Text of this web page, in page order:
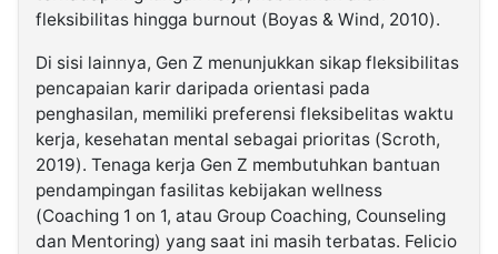
fleksibilitas hingga burnout (Boyas & Wind, 2010).
Di sisi lainnya, Gen Z menunjukkan sikap fleksibilitas
pencapaian karir daripada orientasi pada
penghasilan, memiliki preferensi fleksibelitas waktu
kerja, kesehatan mental sebagai prioritas (Scroth,
2019). Tenaga kerja Gen Z membutuhkan bantuan
pendampingan fasilitas kebijakan wellness
(Coaching 1 on 1, atau Group Coaching, Counseling
dan Mentoring) yang saat ini masih terbatas. Felicio